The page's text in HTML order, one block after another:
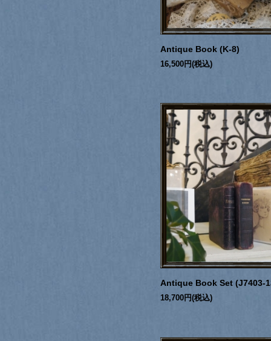
Antique Book (K-8)
16,500円(税込)
Antique Book Set (J7403-
18,700円(税込)